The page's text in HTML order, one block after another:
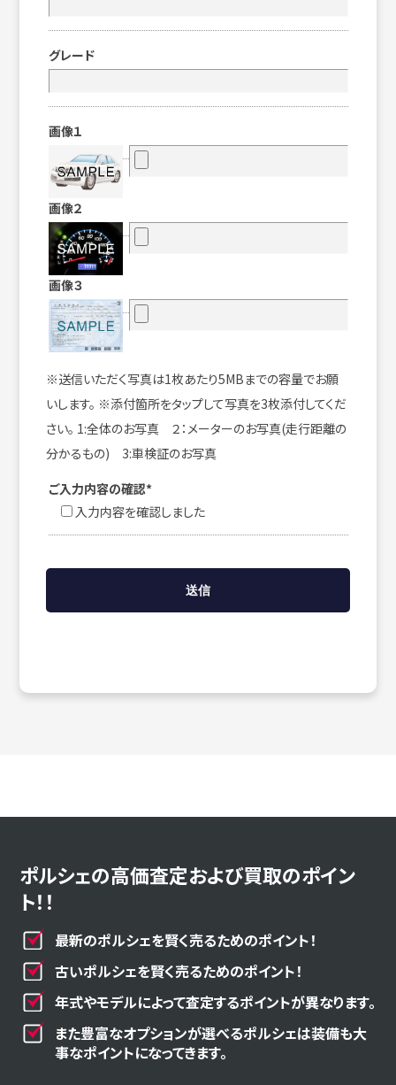
グレード
画像１
画像２
画像３
※送信いただく写真は1枚あたり5MBまでの容量でお願
いします。 ※添付箇所をタップして写真を3枚添付してくだ
さい。 1:全体のお写真 ２：メーターのお写真(走行距離の
分かるもの) 3:車検証のお写真
ご入力内容の確認*
入力内容を確認しました
ポルシェの高価査定および買取のポイン
ト！！
最新のポルシェを賢く売るためのポイント！
古いポルシェを賢く売るためのポイント！
年式やモデルによって査定するポイントが異なります。
また豊富なオプションが選べるポルシェは装備も大
事なポイントになってきます。